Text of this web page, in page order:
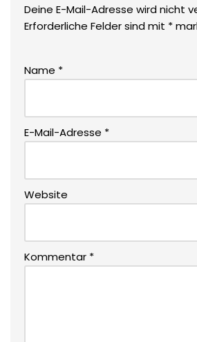
Deine E-Mail-Adresse wird nicht
Erforderliche Felder sind mit *
Name *
E-Mail-Adresse *
Website
Kommentar *